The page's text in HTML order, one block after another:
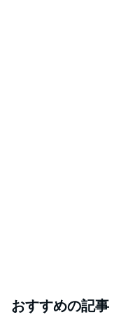
おすすめの記事